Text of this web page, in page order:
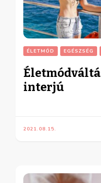
ÉLETMÓD EGÉSZSÉG
interjú
2021.08.15.